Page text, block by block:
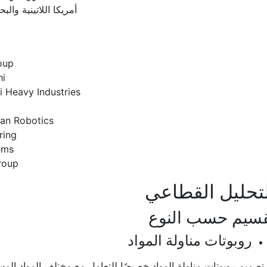
أمريكا اللاتينية
Heavy Industries
Robotics
القطاعي
حسب النوع
روبوتات مناولة المواد